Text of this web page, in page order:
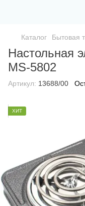
Каталог Бытовая
Настольная
MS-5802
Артикул: 13688/00
ХИТ